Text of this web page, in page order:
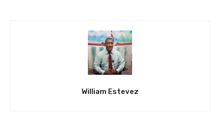
William Estevez